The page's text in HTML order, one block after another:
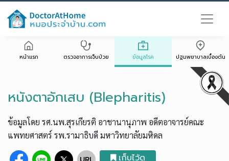
หน้าแรก ตรวจอาการเจ็บป่วย ข้อมูลโรค ปฐมพยาบาลเบื้องต้น
หนังตาอักเสบ (Blepharitis)
ข้อมูลโดย รศ.นพ.สุรเกียรติ อาชานานุภาพ อดีตอาจารย์คณะ
แพทยศาสตร์ รพ.รามาธิบดี มหาวิทยาลัยมหิดล
เก็บไว้ดู